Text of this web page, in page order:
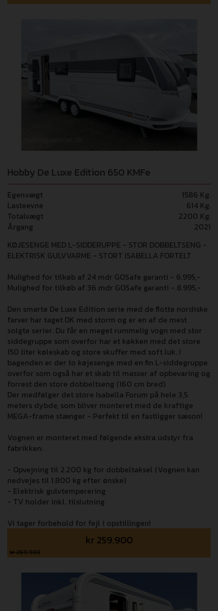
Hobby De Luxe Edition 650 KMFe
Egenvægt
1586 Kg.
Lasteevne
614 Kg.
Totalvægt
2200 Kg.
Årgang
2021
KØJESENGE MED L-SIDDERUPPE - STOR DOBBELTSENG -
ELEKTRISK GULVVARME - STORT ISABELLA FORTELT
Mulighed for tilkøb af 24 mdr GOSafe garanti - 6.995,-
Mulighed for tilkøb af 36 mdr GOSafe garanti - 8.995,-
Den smarte De Luxe Edition serie med de flotte nordiske
farver har taget DK med storm og er en af de mest
solgte serier. Du får en meget rummelig vogn med stor
siddegruppe som overfor har et køkken med det store
150 liter køleskab og store skuffer med soft luk. I
bagenden er der to køjesenge med en fin L-siddegruppe
overfor som også har et skab til masser af opbevaring og
forrest den store dobbeltseng (160 cm bred)
Der medfølger det store Isabella Forum på hele 3,5
meters dybde, som bliver monteret med de kraftige
MEGA-frame stænger - Perfekt til en fastligger sæson!
Vognen er monteret med følgende ekstra udstyr fra
fabrikken:
- Opvejning til 2.200 kg for dobbeltaksel (Vognen kan
nedvejes til 1.800 kg efter ønske)
- Elektrisk gulvtemperering
- TV holder inkl. tilslutning
Vi tager forbehold for fejl i opstillingen!
kr 259.900
kr 269.900